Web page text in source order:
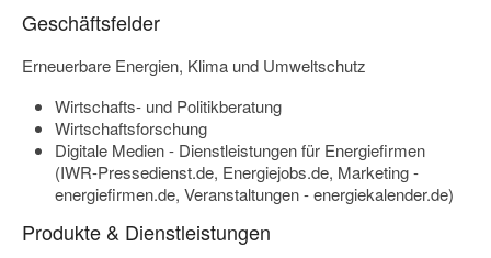
Geschäftsfelder
Erneuerbare Energien, Klima und Umweltschutz
Wirtschafts- und Politikberatung
Wirtschaftsforschung
Digitale Medien - Dienstleistungen für Energiefirmen
(IWR-Pressedienst.de, Energiejobs.de, Marketing -
energiefirmen.de, Veranstaltungen - energiekalender.de)
Produkte & Dienstleistungen